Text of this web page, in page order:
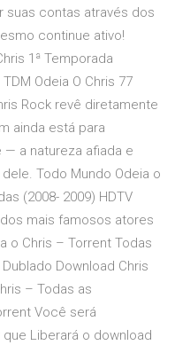
suas contas através dos
continue ativo!
1ª Temporada
Odeia O Chris 77
Rock revê diretamente
ainda está para
— a natureza afiada e
Todo Mundo Odeia o
(2008- 2009) HDTV
mais famosos atores
o Chris – Torrent Todas
Download Chris
– Todas as
Você será
Liberará o download